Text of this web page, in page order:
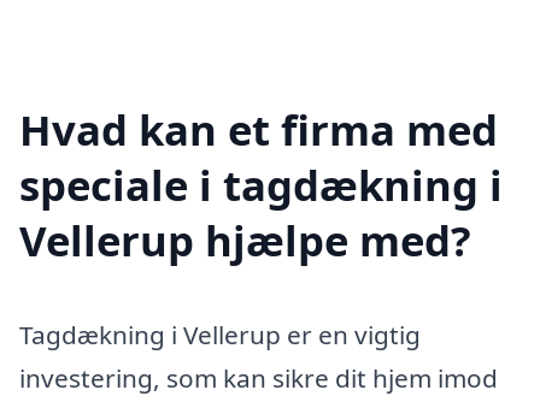
Hvad kan et firma med
speciale i tagdækning i
Vellerup hjælpe med?
Tagdækning i Vellerup er en vigtig
investering, som kan sikre dit hjem imod